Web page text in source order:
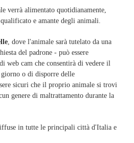
verrà alimentato quotidianamente,
e amante degli animali.
, dove l'animale sarà tutelato da una
del padrone - può essere
web cam che consentirà di vedere il
o di disporre delle
sicuri che il proprio animale si trovi
genere di maltrattamento durante la
in tutte le principali città d'Italia e